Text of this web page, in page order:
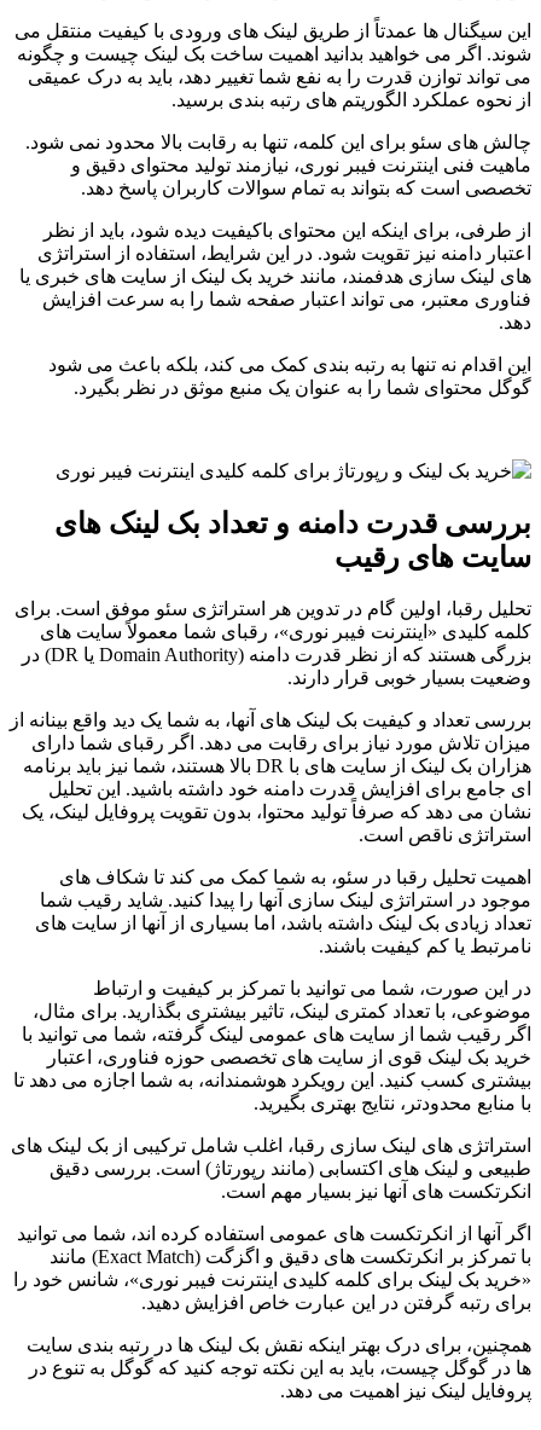
این سیگنال ها عمدتاً از طریق لینک های ورودی با کیفیت منتقل می
شوند. اگر می خواهید بدانید اهمیت ساخت بک لینک چیست و چگونه
می تواند توازن قدرت را به نفع شما تغییر دهد، باید به درک عمیقی
از نحوه عملکرد الگوریتم های رتبه بندی برسید.
چالش های سئو برای این کلمه، تنها به رقابت بالا محدود نمی شود.
ماهیت فنی اینترنت فیبر نوری، نیازمند تولید محتوای دقیق و
تخصصی است که بتواند به تمام سوالات کاربران پاسخ دهد.
از طرفی، برای اینکه این محتوای باکیفیت دیده شود، باید از نظر
اعتبار دامنه نیز تقویت شود. در این شرایط، استفاده از استراتژی
های لینک سازی هدفمند، مانند خرید بک لینک از سایت های خبری یا
فناوری معتبر، می تواند اعتبار صفحه شما را به سرعت افزایش
دهد.
این اقدام نه تنها به رتبه بندی کمک می کند، بلکه باعث می شود
گوگل محتوای شما را به عنوان یک منبع موثق در نظر بگیرد.
بررسی قدرت دامنه و تعداد بک لینک های
سایت های رقیب
تحلیل رقبا، اولین گام در تدوین هر استراتژی سئو موفق است. برای
کلمه کلیدی «اینترنت فیبر نوری»، رقبای شما معمولاً سایت های
بزرگی هستند که از نظر قدرت دامنه (Domain Authority یا DR) در
وضعیت بسیار خوبی قرار دارند.
بررسی تعداد و کیفیت بک لینک های آنها، به شما یک دید واقع بینانه از
میزان تلاش مورد نیاز برای رقابت می دهد. اگر رقبای شما دارای
هزاران بک لینک از سایت های با DR بالا هستند، شما نیز باید برنامه
ای جامع برای افزایش قدرت دامنه خود داشته باشید. این تحلیل
نشان می دهد که صرفاً تولید محتوا، بدون تقویت پروفایل لینک، یک
استراتژی ناقص است.
اهمیت تحلیل رقبا در سئو، به شما کمک می کند تا شکاف های
موجود در استراتژی لینک سازی آنها را پیدا کنید. شاید رقیب شما
تعداد زیادی بک لینک داشته باشد، اما بسیاری از آنها از سایت های
نامرتبط یا کم کیفیت باشند.
در این صورت، شما می توانید با تمرکز بر کیفیت و ارتباط
موضوعی، با تعداد کمتری لینک، تاثیر بیشتری بگذارید. برای مثال،
اگر رقیب شما از سایت های عمومی لینک گرفته، شما می توانید با
خرید بک لینک قوی از سایت های تخصصی حوزه فناوری، اعتبار
بیشتری کسب کنید. این رویکرد هوشمندانه، به شما اجازه می دهد تا
با منابع محدودتر، نتایج بهتری بگیرید.
استراتژی های لینک سازی رقبا، اغلب شامل ترکیبی از بک لینک های
طبیعی و لینک های اکتسابی (مانند رپورتاژ) است. بررسی دقیق
انکرتکست های آنها نیز بسیار مهم است.
اگر آنها از انکرتکست های عمومی استفاده کرده اند، شما می توانید
با تمرکز بر انکرتکست های دقیق و اگزگت (Exact Match) مانند
«خرید بک لینک برای کلمه کلیدی اینترنت فیبر نوری»، شانس خود را
برای رتبه گرفتن در این عبارت خاص افزایش دهید.
همچنین، برای درک بهتر اینکه نقش بک لینک ها در رتبه بندی سایت
ها در گوگل چیست، باید به این نکته توجه کنید که گوگل به تنوع در
پروفایل لینک نیز اهمیت می دهد.